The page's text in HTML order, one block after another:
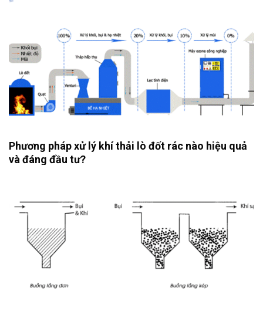
Phương pháp xử lý khí thải lò đốt rác nào hiệu quả
và đáng đầu tư?